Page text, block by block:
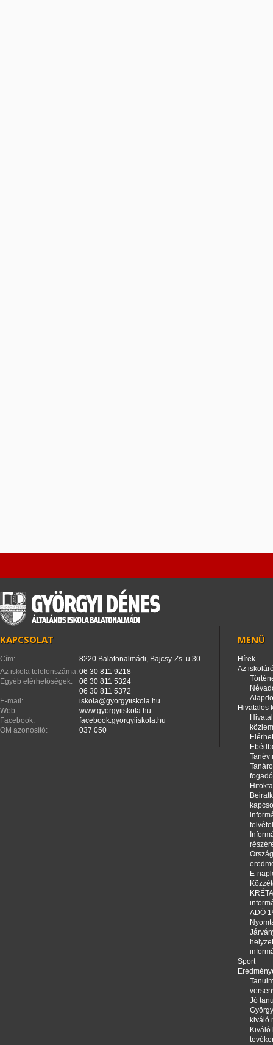
KAPCSOLAT
Cím:
8220 Balatonalmádi, Bajcsy-Zs. u 30.
Az iskola telefonszáma:06 30 811 9218
Egyéb elérhetőségek:
06 30 811 5324
06 30 811 5372
E-mail:
iskola@gyorgyiiskola.hu
Web:
www.gyorgyiiskola.hu
Facebook:
facebook.gyorgyiiskola.hu
OM azonosító:
037 050
MENÜ
Hírek
Az
Hivatalos
Tanév
E-
ADÓ
Sport
Jó
kiváló
Kiváló